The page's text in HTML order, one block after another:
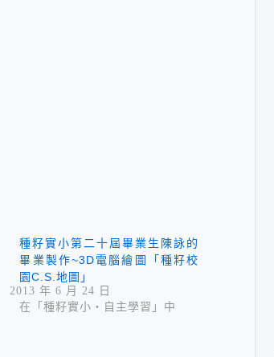
種籽實小第二十屆畢業生陳詠的
畢業製作~3D電腦繪圖「種籽校
園C.S.地圖」
2013 年 6 月 24 日
在「種籽實小‧自主學習」中